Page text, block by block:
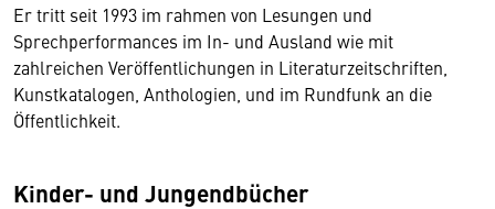
Er tritt seit 1993 im rahmen von Lesungen und
Sprechperformances im In- und Ausland wie mit
zahlreichen Veröffentlichungen in Literaturzeitschriften,
Kunstkatalogen, Anthologien, und im Rundfunk an die
Öffentlichkeit.
Kinder- und Jungendbücher